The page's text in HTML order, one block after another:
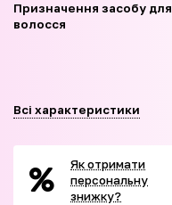
Призначення засобу для
волосся
Всі характеристики
Як отримати
персональну
знижку?